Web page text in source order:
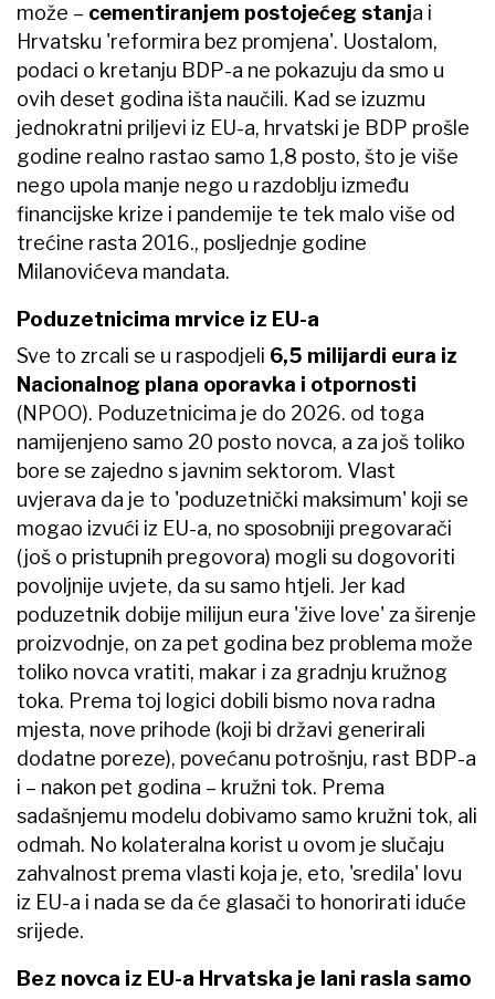
može – cementiranjem postojećeg stanja i
Hrvatsku 'reformira bez promjena'. Uostalom,
podaci o kretanju BDP-a ne pokazuju da smo u
ovih deset godina išta naučili. Kad se izuzmu
jednokratni priljevi iz EU-a, hrvatski je BDP prošle
godine realno rastao samo 1,8 posto, što je više
nego upola manje nego u razdoblju između
financijske krize i pandemije te tek malo više od
trećine rasta 2016., posljednje godine
Milanovićeva mandata.
Poduzetnicima mrvice iz EU-a
Sve to zrcali se u raspodjeli 6,5 milijardi eura iz
Nacionalnog plana oporavka i otpornosti
(NPOO). Poduzetnicima je do 2026. od toga
namijenjeno samo 20 posto novca, a za još toliko
bore se zajedno s javnim sektorom. Vlast
uvjerava da je to 'poduzetnički maksimum' koji se
mogao izvući iz EU-a, no sposobniji pregovarači
(još o pristupnih pregovora) mogli su dogovoriti
povoljnije uvjete, da su samo htjeli. Jer kad
poduzetnik dobije milijun eura 'žive love' za širenje
proizvodnje, on za pet godina bez problema može
toliko novca vratiti, makar i za gradnju kružnog
toka. Prema toj logici dobili bismo nova radna
mjesta, nove prihode (koji bi državi generirali
dodatne poreze), povećanu potrošnju, rast BDP-a
i – nakon pet godina – kružni tok. Prema
sadašnjemu modelu dobivamo samo kružni tok, ali
odmah. No kolateralna korist u ovom je slučaju
zahvalnost prema vlasti koja je, eto, 'sredila' lovu
iz EU-a i nada se da će glasači to honorirati iduće
srijede.
Bez novca iz EU-a Hrvatska je lani rasla samo